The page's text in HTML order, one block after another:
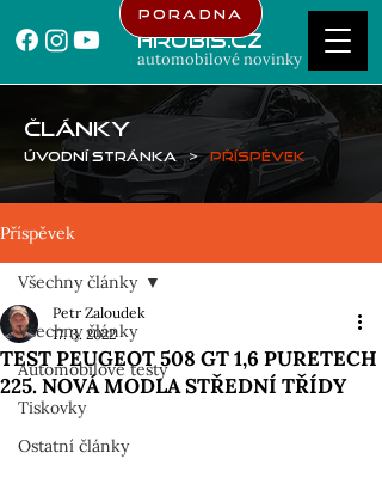
Hrubis.cz
automobilové novinky
Poradna
ČLÁNKY
Úvodní stránka > Příspěvek
Příspěvek
Všechny články
Automobilové testy
Tiskovky
Ostatní články
Všechny články
TEST PEUGEOT 508 GT 1,6 PURETECH
225. NOVÁ MODLA STŘEDNÍ TŘÍDY
Petr Zaloudek
17. 3. 2022